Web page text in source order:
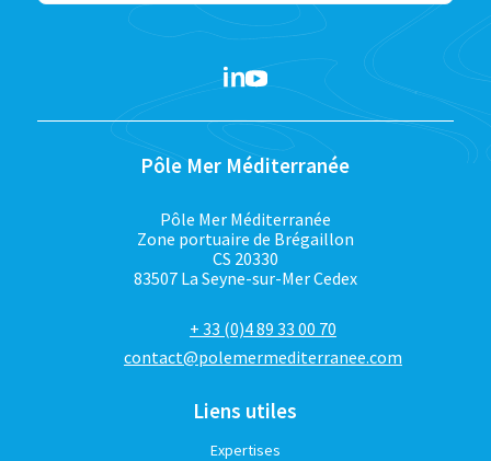
Pôle Mer Méditerranée
Pôle Mer Méditerranée
Zone portuaire de Brégaillon
CS 20330
83507 La Seyne-sur-Mer Cedex
+ 33 (0)4 89 33 00 70
contact@polemermediterranee.com
Liens utiles
Expertises